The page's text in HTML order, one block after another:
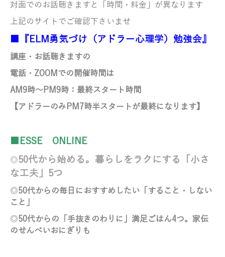
対面でのお話聴きますと「時間・料金」が異なります
上記のサイトでご確認下さいませ
■『ELM勇気づけ（アドラー心理学）勉強会』
講座・お話聴きますの
電話・ZOOMでの開催時間は
AM9時～PM9時：最終スタート時間
【アドラーのみ PM7時半スタートが最終になります】
■ESSE ONLINE
◎50代から始める。暮らしをラクにする「小さ
な工夫」5つ
◎50代からの毎日におすすめしたい「すること・しない
こと」
◎50代からの「手抜きのわりに」満足ごはん4つ。家伝
のせんべいおにぎりも